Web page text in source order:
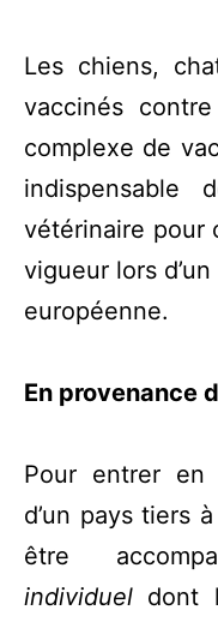
Les chiens,
vaccinés
complexe de
indispensable
vétérinaire pour
vigueur lors
européenne.
En provenance
Pour entrer en
d’un pays tiers
être
individuel dont